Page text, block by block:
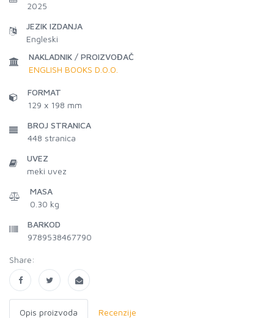
2025
JEZIK IZDANJA
Engleski
NAKLADNIK / PROIZVOĐAČ
ENGLISH BOOKS D.O.O.
FORMAT
129 x 198 mm
BROJ STRANICA
448 stranica
UVEZ
meki uvez
MASA
0.30 kg
BARKOD
9789538467790
Share:
Opis proizvoda Recenzije